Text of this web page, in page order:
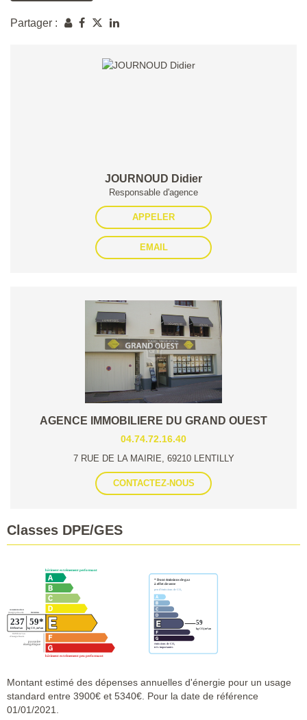
Partager :
JOURNOUD Didier
Responsable d'agence
APPELER
EMAIL
AGENCE IMMOBILIERE DU GRAND OUEST
04.74.72.16.40
7 RUE DE LA MAIRIE, 69210 LENTILLY
CONTACTEZ-NOUS
Classes DPE/GES
Montant estimé des dépenses annuelles d'énergie pour un usage
standard entre 3900€ et 5340€. Pour la date de référence
01/01/2021.